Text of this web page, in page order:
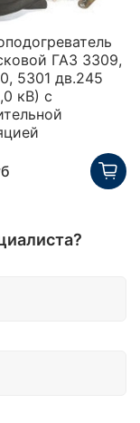
ГАЗ 3309,
5301 дв.245
кВ) с